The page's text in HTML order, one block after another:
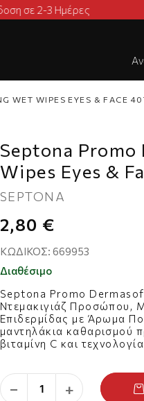
άνω των 45€
WET WIPES EYES & FACE
Septona
Wipes Eyes &
SEPTONA
2,80 €
ΚΩΔΙΚΌΣ: 669953
Διαθέσιμο
Septona Promo
Ντεμακιγιάζ Προσώπου,
Επιδερμίδας με Άρωμα
μαντηλάκια καθαρισμού
βιταμίνη C και
μακιγιάζ και τη
ενυδατώνει, και
παράλληλα απαλή και
− +